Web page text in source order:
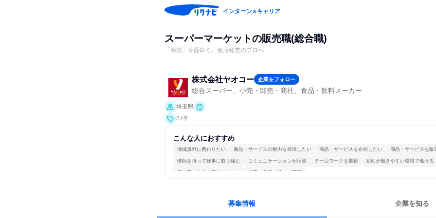
インターン＆キャリア
スーパーマーケットの販売職(総合職)
「商売」を面白く。個店経営のプロへ
株式会社ヤオコー 企業をフォロー
総合スーパー、小売・卸売・商社、食品・飲料メーカー
埼玉県
27卒
こんな人におすすめ
地域貢献に携わりたい 商品・サービスの魅力を表現したい 商品・サービスを企画したい 商品・サービスを販
情熱を持って仕事に取り組む コミュニケーションが活発 チームワークを重視 女性が働きやすい環境で働ける
長く同じ会社に居続けられる 若手が裁量を持てる環境
募集情報 企業を知る